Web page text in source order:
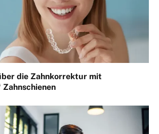
die Zahnkorrektur mit